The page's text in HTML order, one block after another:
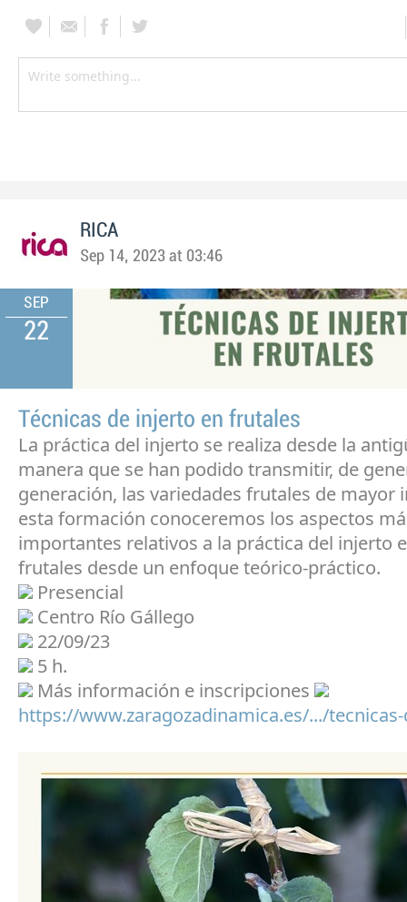
RICA
Sep 14, 2023 at 03:46
SEP
22
Técnicas de injerto en frutales
La práctica del injerto se realiza desde la
manera que se han podido transmitir, de
generación, las variedades frutales de mayor
esta formación conoceremos los aspectos
importantes relativos a la práctica del injerto
frutales desde un enfoque teórico-práctico.
Presencial
Centro Río Gállego
22/09/23
5 h.
Más información e inscripciones
https://www.zaragozadinamica.es/.../